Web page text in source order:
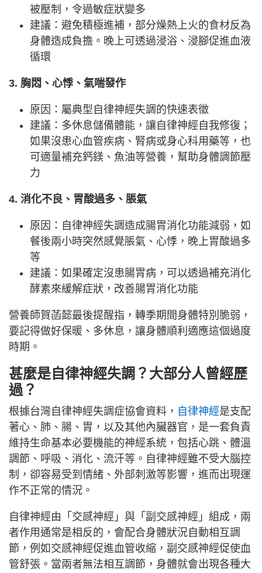
被壓制，令過敏症狀變多
建議：避免積極進補，部分燥熱上火的食材反為
身體造成負擔。晚上可透過浸浴、浸腳促進血液
循環
3. 胸悶、心悸、氣喘發作
原因：屬典型自律神經失調的快速表徵
建議：多休息儲備體能，讓自律神經自我修復；
如果沒患心血管疾病、腎病或身心科用藥等，也
可適量補充鈣鎂、魚油等營養，幫助身體調節壓
力
4. 消化不良、胃酸過多、脹氣
原因：自律神經失調造成腸胃消化功能減弱，如
餐後兩小時突然感覺脹氣、心悸，晚上胃酸過多
等
建議：如果確定沒患腸胃病，可以透過補充消化
酵素來緩解症狀，改善腸胃消化功能
營養師賀菡懿最後提醒指，轉季期間身體特別脆弱，
要記得做好保暖、多休息，讓身體順利適應這個過度
時期。
甚麼是自律神經失調？大部分人曾經歷
過？
根據台灣自律神經失調症協會資料， 自律神經是支配
著心、肺、腸、胃，以及其他內臟器官，是一套負責
維持生命基本必要機能的神經系統，包括心跳、體溫
調節、呼吸、消化、流汗等。自律神經雖不受大腦控
制，卻容易受到情緒、外部刺激等影響，進而出現運
作不正常的情況。
自律神經由「交感神經」與「副交感神經」組成，兩
者作用通常是相反的，會配合身體狀況自動相互調
節，例如交感神經促進血管收縮，副交感神經促使血
管舒張。當兩者無法相互調節，身體就會出現各種大